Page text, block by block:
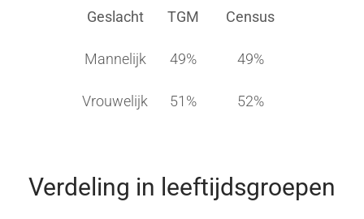
Geslacht TGM Census
Mannelijk 49% 49%
Vrouwelijk 51% 52%
Verdeling in leeftijdsgroepen